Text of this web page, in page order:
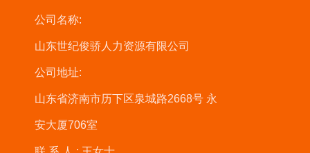
公司名称:
山东世纪俊骄人力资源有限公司
公司地址:
山东省济南市历下区泉城路2668号 永
安大厦706室